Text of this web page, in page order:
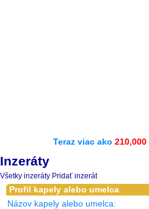
Teraz viac ako 210,000
Inzeráty
Všetky inzeráty Pridať inzerát
Profil kapely alebo umelca
Názov kapely alebo umelca: